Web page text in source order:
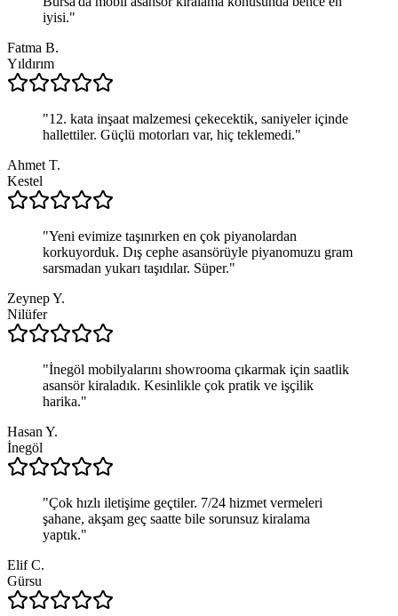
iyisi."
Fatma B.
Yıldırım
"12. kata inşaat malzemesi çekecektik, saniyeler içinde
hallettiler. Güçlü motorları var, hiç teklemedi."
Ahmet T.
Kestel
"Yeni evimize taşınırken en çok piyanolardan
korkuyorduk. Dış cephe asansörüyle piyanomuzu gram
sarsmadan yukarı taşıdılar. Süper."
Zeynep Y.
Nilüfer
"İnegöl mobilyalarını showrooma çıkarmak için saatlik
asansör kiraladık. Kesinlikle çok pratik ve işçilik
harika."
Hasan Y.
İnegöl
"Çok hızlı iletişime geçtiler. 7/24 hizmet vermeleri
şahane, akşam geç saatte bile sorunsuz kiralama
yaptık."
Elif C.
Gürsu